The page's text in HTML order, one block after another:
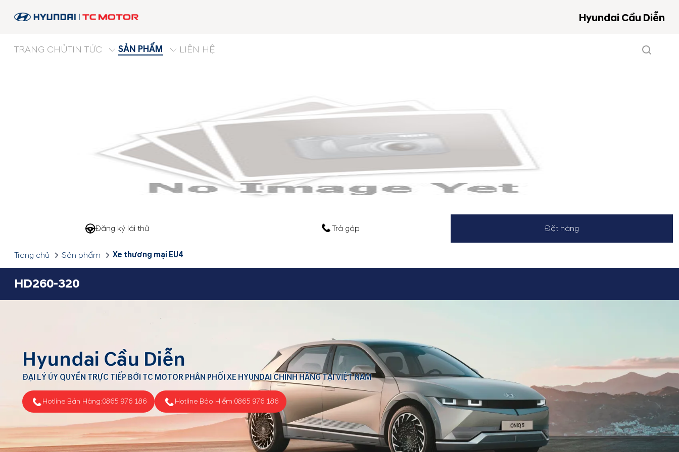
Hyundai Cầu Diễn
TRANG CHỦTIN TỨC SẢN PHẨM LIÊN HỆ
Đăng ký lái thử Trả góp Đặt hàng
Trang chủ Sản phẩm Xe thương mại EU4
HD260-320
Hyundai Cầu Diễn
ĐẠI LÝ ỦY QUYỀN TRỰC TIẾP BỞI TC MOTOR PHÂN PHỐI XE HYUNDAI CHÍNH HÃNG TẠI VIỆT NAM
Hotline Bán Hàng:0865 976 186 Hotline Bảo Hiểm:0865 976 186